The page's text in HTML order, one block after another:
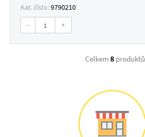
Kat. číslo:9790210
- +
Celkem8produktů